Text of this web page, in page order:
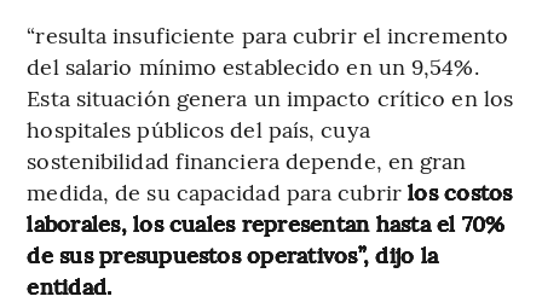
“resulta insuficiente para cubrir el incremento
del salario mínimo establecido en un 9,54%.
Esta situación genera un impacto crítico en los
hospitales públicos del país, cuya
sostenibilidad financiera depende, en gran
medida, de su capacidad para cubrirlos costos
laborales, los cuales representan hasta el 70%
de sus presupuestos operativos”, dijo la
entidad.